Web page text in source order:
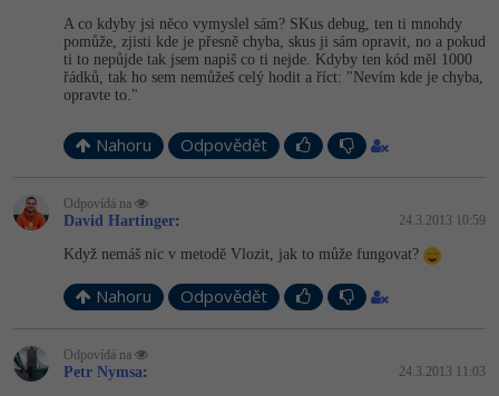
A co kdyby jsi něco vymyslel sám? SKus debug, ten ti mnohdy
pomůže, zjisti kde je přesně chyba, skus ji sám opravit, no a pokud
ti to nepůjde tak jsem napiš co ti nejde. Kdyby ten kód měl 1000
řádků, tak ho sem nemůžeš celý hodit a říct: "Nevím kde je chyba,
opravte to."
Nahoru Odpovědět
Odpovídá na
David Hartinger: 24.3.2013 10:59
Když nemáš nic v metodě Vlozit, jak to může fungovat?
Nahoru Odpovědět
Odpovídá na
Petr Nymsa: 24.3.2013 11:03